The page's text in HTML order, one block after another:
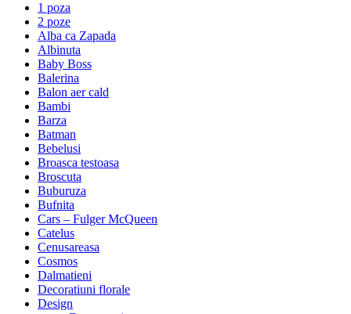
1 poza
2 poze
Alba ca Zapada
Albinuta
Baby Boss
Balerina
Balon aer cald
Bambi
Barza
Batman
Bebelusi
Broasca testoasa
Broscuta
Buburuza
Bufnita
Cars – Fulger McQueen
Catelus
Cenusareasa
Cosmos
Dalmatieni
Decoratiuni florale
Design